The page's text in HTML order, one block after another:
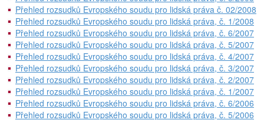
Přehled rozsudků Evropského soudu pro lidská práva č. 02/2008
Přehled rozsudků Evropského soudu pro lidská práva, č. 1/2008
Přehled rozsudků Evropského soudu pro lidská práva, č. 6/2007
Přehled rozsudků Evropského soudu pro lidská práva, č. 5/2007
Přehled rozsudků Evropského soudu pro lidská práva, č. 4/2007
Přehled rozsudků Evropského soudu pro lidská práva, č. 3/2007
Přehled rozsudků Evropského soudu pro lidská práva, č. 2/2007
Přehled rozsudků Evropského soudu pro lidská práva, č. 1/2007
Přehled rozsudků Evropského soudu pro lidská práva, č. 6/2006
Přehled rozsudků Evropského soudu pro lidská práva, č. 5/2006